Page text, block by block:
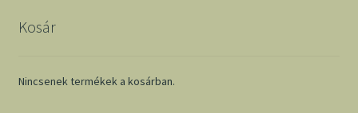
Kosár
Nincsenek termékek a kosárban.